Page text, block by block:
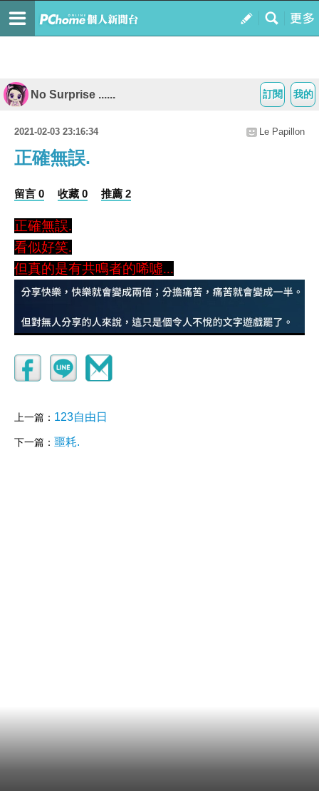
我的
訂閱
No Surprise ......
2021-02-03 23:16:34 Le Papillon
正確無誤.
留言 0 收藏 0 推薦 2
正確無誤.
看似好笑.
但真的是有共鳴者的唏噓...
上一篇： 123自由日
下一篇： 噩耗.